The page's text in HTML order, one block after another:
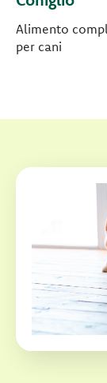
Alimento
per cani